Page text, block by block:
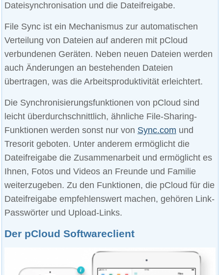
Dateisynchronisation und die Dateifreigabe.
File Sync ist ein Mechanismus zur automatischen
Verteilung von Dateien auf anderen mit pCloud
verbundenen Geräten. Neben neuen Dateien werden
auch Änderungen an bestehenden Dateien
übertragen, was die Arbeitsproduktivität erleichtert.
Die Synchronisierungsfunktionen von pCloud sind
leicht überdurchschnittlich, ähnliche File-Sharing-
Funktionen werden sonst nur von Sync.com und
Tresorit geboten. Unter anderem ermöglicht die
Dateifreigabe die Zusammenarbeit und ermöglicht es
Ihnen, Fotos und Videos an Freunde und Familie
weiterzugeben. Zu den Funktionen, die pCloud für die
Dateifreigabe empfehlenswert machen, gehören Link-
Passwörter und Upload-Links.
Der pCloud Softwareclient